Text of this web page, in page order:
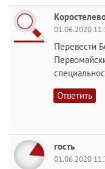
01.06.2020
Перевести
Ответить
гость
01.06.2020